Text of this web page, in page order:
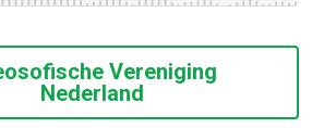
Vereniging
Nederland